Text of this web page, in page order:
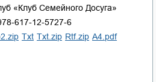
«Клуб Семейного Досуга»
617-12-5727-6
txt txt.zip rtf.zip
a4.pdf